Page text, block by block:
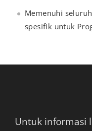
Memenuhi
spesifik untuk
Untuk informasi